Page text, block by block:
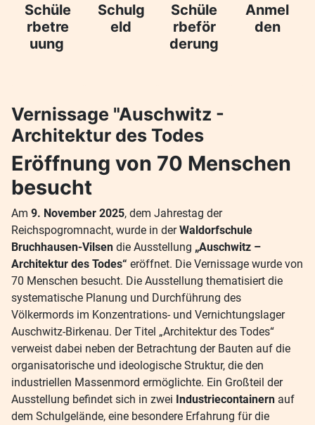
Schüle
rbetre
uung
Schulg
eld
Schüle
rbeför
derung
Anmel
den
Vernissage "Auschwitz -
Architektur des Todes
Eröffnung von 70 Menschen
besucht
Am 9. November 2025, dem Jahrestag der
Reichspogromnacht, wurde in derWaldorfschule
Bruchhausen-Vilsen die Ausstellung „Auschwitz –
Architektur des Todes“ eröffnet. Die Vernissage wurde von
70 Menschen besucht. Die Ausstellung thematisiert die
systematische Planung und Durchführung des
Völkermords im Konzentrations- und Vernichtungslager
Auschwitz-Birkenau. Der Titel „Architektur des Todes“
verweist dabei neben der Betrachtung der Bauten auf die
organisatorische und ideologische Struktur, die den
industriellen Massenmord ermöglichte. Ein Großteil der
Ausstellung befindet sich in zwei Industriecontainern auf
dem Schulgelände, eine besondere Erfahrung für die